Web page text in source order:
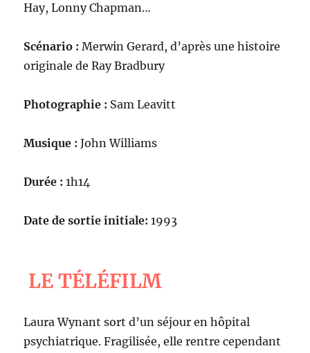
Hay, Lonny Chapman…
Scénario : Merwin Gerard, d’après une histoire
originale de Ray Bradbury
Photographie : Sam Leavitt
Musique :John Williams
Durée : 1h14
Date de sortie initiale: 1993
LE TÉLÉFILM
Laura Wynant sort d’un séjour en hôpital
psychiatrique. Fragilisée, elle rentre cependant